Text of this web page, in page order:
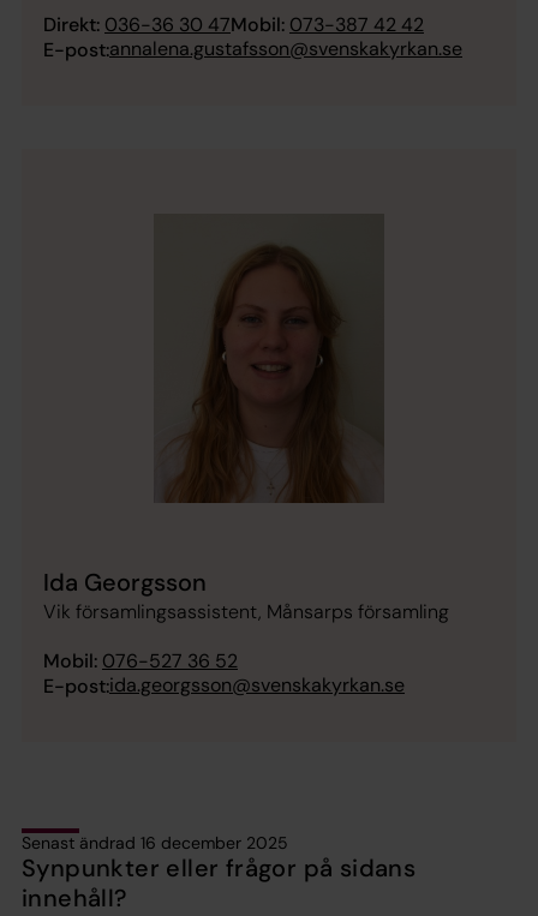
Direkt: 036-36 30 47Mobil: 073-387 42 42
E-post:annalena.gustafsson@svenskakyrkan.se
Ida Georgsson
Vik församlingsassistent, Månsarps församling
Mobil: 076-527 36 52
E-post:ida.georgsson@svenskakyrkan.se
Senast ändrad 16 december 2025
Synpunkter eller frågor på sidans
innehåll?